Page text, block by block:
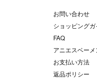
お問い合わせ
ショッピングガ
FAQ
アニエスベー
お支払い方法
返品ポリシー